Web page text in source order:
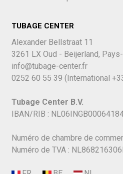
TUBAGE CENTER
Alexander Bellstraat 11
3261 LX Oud - Beijerland,
info@tubage-center.fr
0252 60 55 39 (International
Tubage Center B.V.
IBAN/RIB :
Numéro de chambre de
Numéro de TVA :